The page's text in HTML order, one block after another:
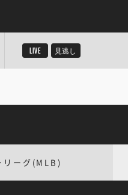
LIVE 見逃し
リーグ(MLB)